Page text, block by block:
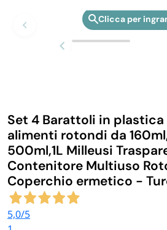
GIARDINO E ARREDO PER
CASA E PERSONA
FERRAMENTA E LINEA AUTO
PERSONA E MEDICALI
Personalizzazione Monouso
Zoom
Set 4 Barattoli in
alimenti rotondi da
500ml,1L Milleusi
Contenitore Multiuso
Coperchio ermetico -
5,0/5